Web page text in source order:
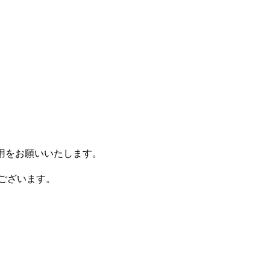
お願いいたします。
ざいます。